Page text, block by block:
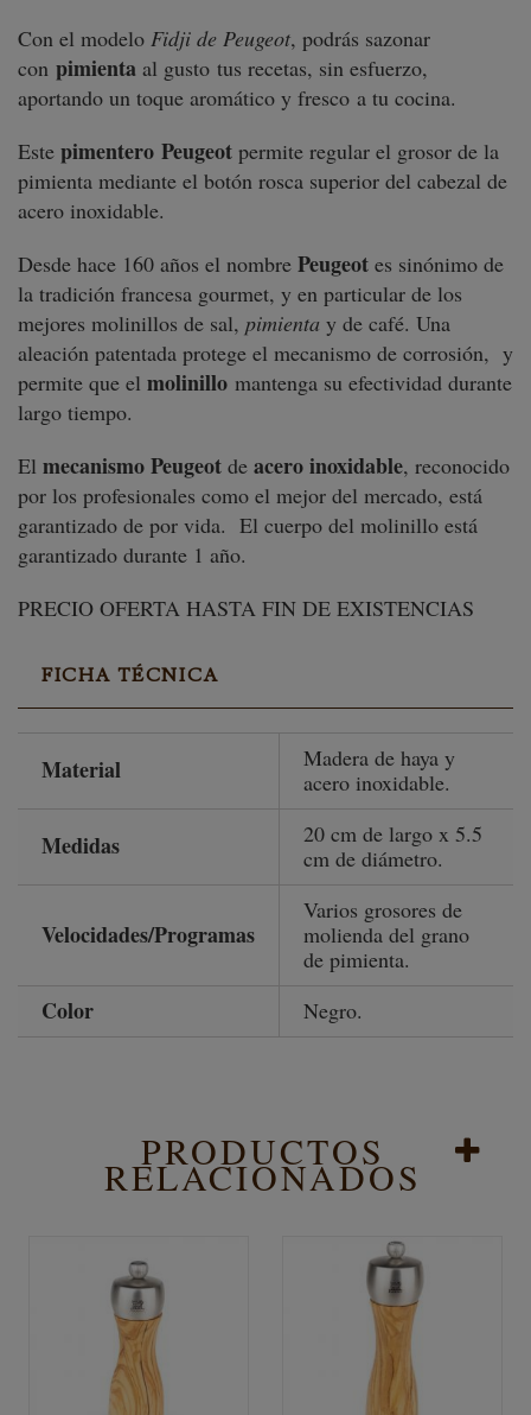
Con el modelo Fidji de Peugeot, podrás sazonar
con pimienta al gusto tus recetas, sin esfuerzo,
aportando un toque aromático y fresco a tu cocina.
Este pimentero Peugeot permite regular el grosor de la
pimienta mediante el botón rosca superior del cabezal de
acero inoxidable.
Desde hace 160 años el nombre Peugeot es sinónimo de
la tradición francesa gourmet, y en particular de los
mejores molinillos de sal, pimienta y de café. Una
aleación patentada protege el mecanismo de corrosión, y
permite que el molinillo mantenga su efectividad durante
largo tiempo.
El mecanismoPeugeot de acero inoxidable, reconocido
por los profesionales como el mejor del mercado, está
garantizado de por vida. El cuerpo del molinillo está
garantizado durante 1 año.
PRECIO OFERTA HASTA FIN DE EXISTENCIAS
FICHA TÉCNICA
Material
Madera de haya y
acero inoxidable.
Medidas
20 cm de largo x 5.5
cm de diámetro.
Velocidades/Programas
Varios grosores de
molienda del grano
de pimienta.
Color Negro.
PRODUCTOS
RELACIONADOS